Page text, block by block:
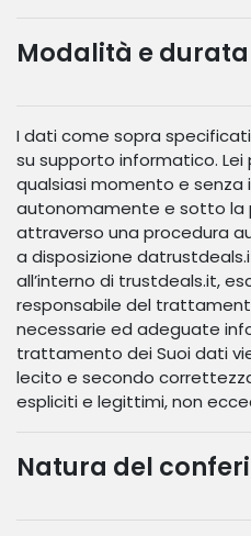
Modalità e
I dati come sopra
su supporto informatico. Lei
qualsiasi momento e senza
autonomamente e sotto la
attraverso una procedura
a disposizione
all’interno di trustdeals.it,
responsabile del
necessarie ed adeguate
trattamento dei Suoi dati
lecito e secondo
espliciti e legittimi, non
Natura del